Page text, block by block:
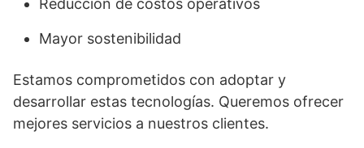
Reducción de costos operativos
Mayor sostenibilidad
Estamos comprometidos con adoptar y
desarrollar estas tecnologías. Queremos ofrecer
mejores servicios a nuestros clientes.